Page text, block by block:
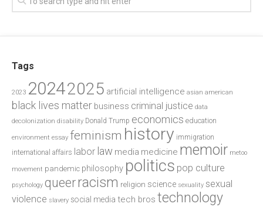
Tags
2023 20242025 artificial intelligence asian american
black lives matter business criminal justice data
decolonization disability Donald Trump economics education
environment essay feminism history immigration
international affairs labor law media medicine memoir metoo
movement pandemic philosophy politics pop culture
psychology queerracism religion science sexuality sexual
violence slavery social media tech bros technology